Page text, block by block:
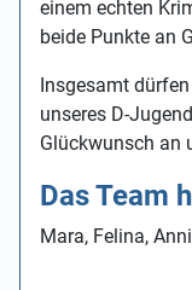
einem echten
beide Punkte an
Insgesamt
unseres D-
Glückwunsch an
Das Team
Mara, Felina,